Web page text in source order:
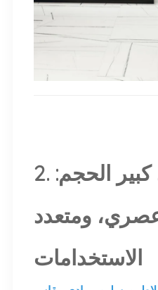
2. بلاط رمادي كبير الحجم:
ومتعدد
الاستخدامات